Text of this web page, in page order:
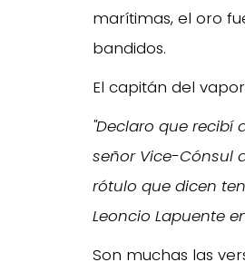
marítimas, el oro
bandidos.
El capitán del
"Declaro que recibí
señor Vice-Cónsul
rótulo que dicen
Leoncio Lapuente
Son muchas las